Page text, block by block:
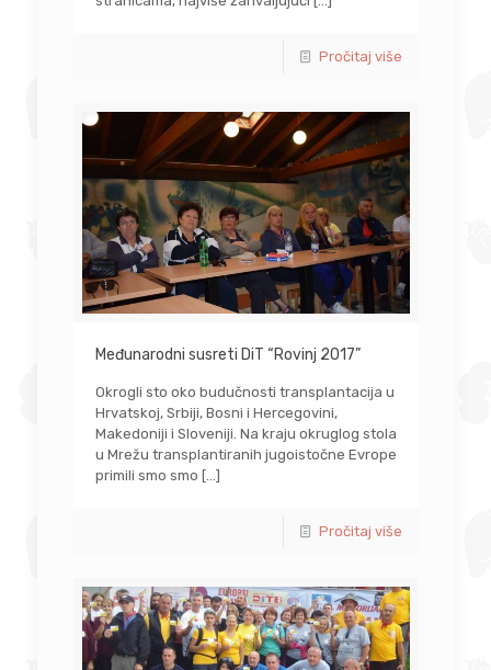
Pročitaj više
Međunarodni susreti DiT “Rovinj 2017”
Okrogli sto oko budučnosti transplantacija u
Hrvatskoj, Srbiji, Bosni i Hercegovini,
Makedoniji i Sloveniji. Na kraju okruglog stola
u Mrežu transplantiranih jugoistočne Evrope
primili smo smo […]
Pročitaj više